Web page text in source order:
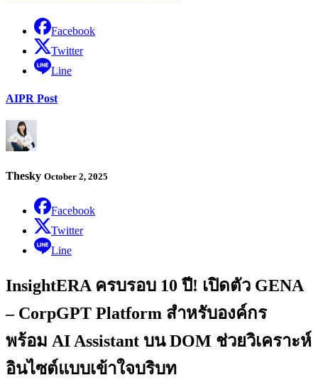
Facebook
Twitter
Line
AIPR Post
Thesky October 2, 2025
Facebook
Twitter
Line
InsightERA ครบรอบ 10 ปี! เปิดตัว GENA
– CorpGPT Platform สำหรับองค์กร
พร้อม AI Assistant บน DOM ช่วยวิเคราะห์
อินไซต์แบบเข้าใจบริบท